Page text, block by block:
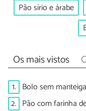
Pão sírio e árabe
Os mais vistos
1. Bolo sem manteiga
2. Pão com farinha